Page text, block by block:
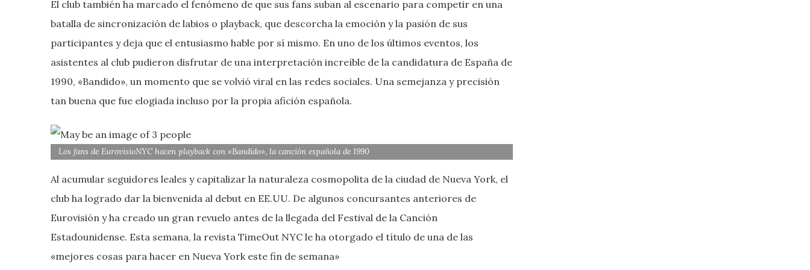
El club también ha marcado el fenómeno de que sus fans suban al escenario para competir en una
batalla de sincronización de labios o playback, que descorcha la emoción y la pasión de sus
participantes y deja que el entusiasmo hable por sí mismo. En uno de los últimos eventos, los
asistentes al club pudieron disfrutar de una interpretación increíble de la candidatura de España de
1990, «Bandido», un momento que se volvió viral en las redes sociales. Una semejanza y precisión
tan buena que fue elogiada incluso por la propia afición española.
Los fans de EurovisioNYC hacen playback con «Bandido», la canción española de 1990
Al acumular seguidores leales y capitalizar la naturaleza cosmopolita de la ciudad de Nueva York, el
club ha logrado dar la bienvenida al debut en EE.UU. De algunos concursantes anteriores de
Eurovisión y ha creado un gran revuelo antes de la llegada del Festival de la Canción
Estadounidense. Esta semana, la revista TimeOut NYC le ha otorgado el título de una de las
«mejores cosas para hacer en Nueva York este fin de semana»